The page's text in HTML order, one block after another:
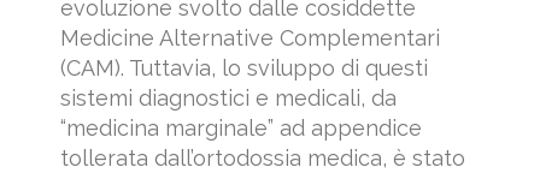
evoluzione svolto dalle cosiddette
Medicine Alternative Complementari
(CAM). Tuttavia, lo sviluppo di questi
sistemi diagnostici e medicali, da
“medicina marginale” ad appendice
tollerata dall’ortodossia medica, è stato